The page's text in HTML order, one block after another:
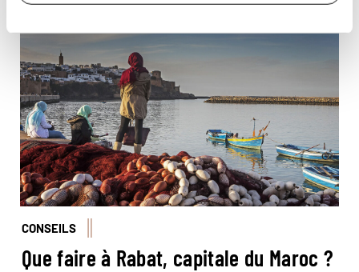
© VWpics/hemis
CONSEILS
Que faire à Rabat, capitale du Maroc ?